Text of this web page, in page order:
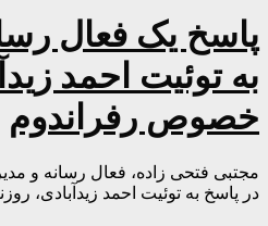
پاسخ یک فعال
به توئیت احمد
خصوص رفراندوم
مجتبی فتحی زاده، فعال رسانه و
در پاسخ به توئیت احمد زیدآبادی،